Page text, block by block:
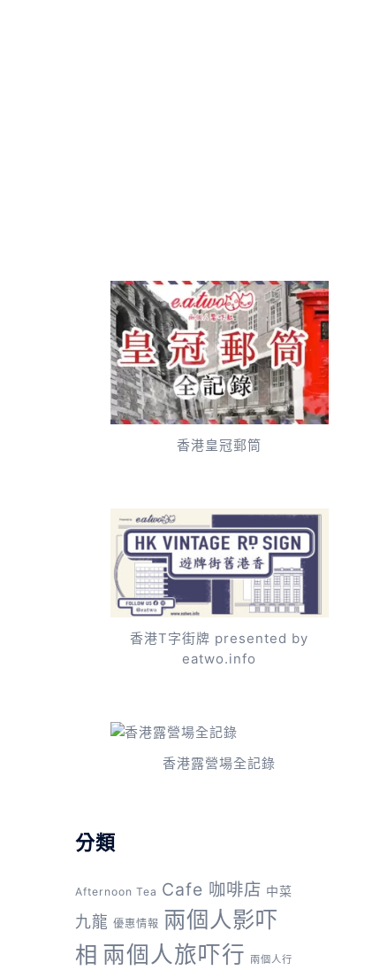
香港皇冠郵筒
香港T字街牌 presented by
eatwo.info
香港露營場全記錄
分類
Afternoon Tea Cafe 咖啡店 中菜
九龍 優惠情報 兩個人影吓
相 兩個人旅吓行 兩個人行